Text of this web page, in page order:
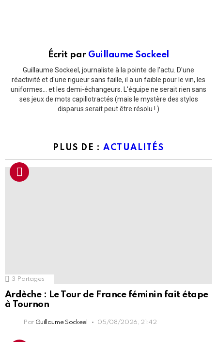
Écrit par Guillaume Sockeel
Guillaume Sockeel, journaliste à la pointe de l'actu. D'une
réactivité et d'une rigueur sans faille, il a un faible pour le vin, les
uniformes... et les demi-échangeurs. L'équipe ne serait rien sans
ses jeux de mots capillotractés (mais le mystère des stylos
disparus serait peut être résolu ! )
PLUS DE : ACTUALITÉS
3 Partages
Ardèche : Le Tour de France féminin fait étape
à Tournon
Par Guillaume Sockeel 05/08/2026, 21:42